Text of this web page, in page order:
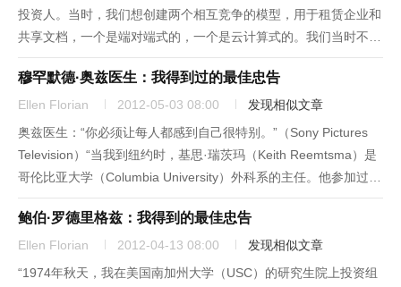
投资人。当时，我们想创建两个相互竞争的模型，用于租赁企业和
共享文档，一个是端对端式的，一个是云计算式的。我们当时不知
道哪个能做成。马克建议我们不要两面下注：这样做是违反本能的
——你知道，不能把所有的鸡蛋放在同一个篮子里。但是...
穆罕默德·奥兹医生：我得到过的最佳忠告
Ellen Florian 2012-05-03 08:00
发现相似文章
奥兹医生：“你必须让每人都感到自己很特别。”（Sony Pictures
Television）“当我到纽约时，基思·瑞茨玛（Keith Reemtsma）是
哥伦比亚大学（Columbia University）外科系的主任。他参加过朝
鲜战争，据说电影《风流医生俏护士》（M*A*S*H）中的‘鹰眼上...
鲍伯·罗德里格兹：我得到的最佳忠告
Ellen Florian 2012-04-13 08:00
发现相似文章
“1974年秋天，我在美国南加州大学（USC）的研究生院上投资组